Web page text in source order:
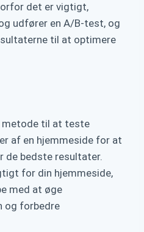
det er vigtigt,
udfører en A/B-test, og
til at optimere
metode til at teste
af en hjemmeside for at
de bedste resultater.
for din hjemmeside,
med at øge
og forbedre